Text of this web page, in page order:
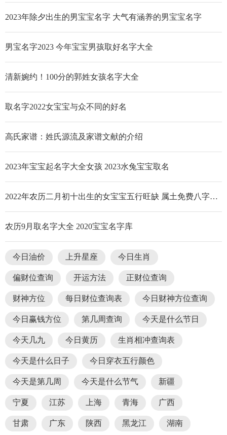
2023年除夕出生的男宝宝名字 大气有涵养的男宝宝名字
男宝名字2023 今年宝宝男孩取好名字大全
清新婉约！100分的郭姓女孩名字大全
取名字2022女宝宝与众不同的好名
高氏家谱：姓氏源流及家谱文献的介绍
2023年宝宝起名字大全女孩 2023水兔宝宝取名
2022年农历二月初十出生的女宝宝五行旺缺 属土免费八字起名
农历9月取名字大全 2020宝宝名字库
今日油价 上升星座 今日生肖
偏财位查询 开运方法 正财位查询
财神方位 每日财位查询表 今日财神方位查询
今日赢钱方位 第几周查询 今天是什么节日
今天几九 今日黄历 生肖相冲查询表
今天是什么日子 今日穿衣五行颜色
今天是第几周 今天是什么节气 新疆
宁夏 江苏 上海 青海 广西
甘肃 广东 陕西 黑龙江 湖南